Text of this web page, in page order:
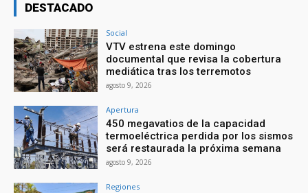
DESTACADO
Social
VTV estrena este domingo
documental que revisa la cobertura
mediática tras los terremotos
agosto 9, 2026
Apertura
450 megavatios de la capacidad
termoeléctrica perdida por los sismos
será restaurada la próxima semana
agosto 9, 2026
Regiones